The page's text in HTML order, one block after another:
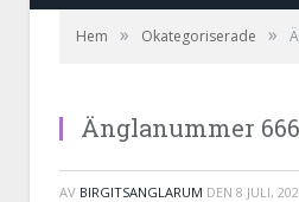
Hem » Okategoriserade »
Änglanummer 666
AV BIRGITSANGLARUM DEN 8 JULI,